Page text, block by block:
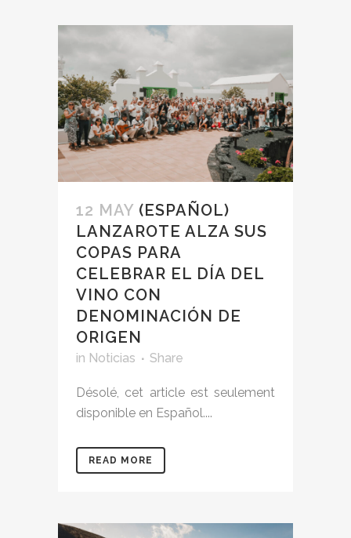
12 MAY (ESPAÑOL)
LANZAROTE ALZA SUS
COPAS PARA
CELEBRAR EL DÍA DEL
VINO CON
DENOMINACIÓN DE
ORIGEN
in Noticias Share
Désolé, cet article est seulement
disponible en Español....
READ MORE